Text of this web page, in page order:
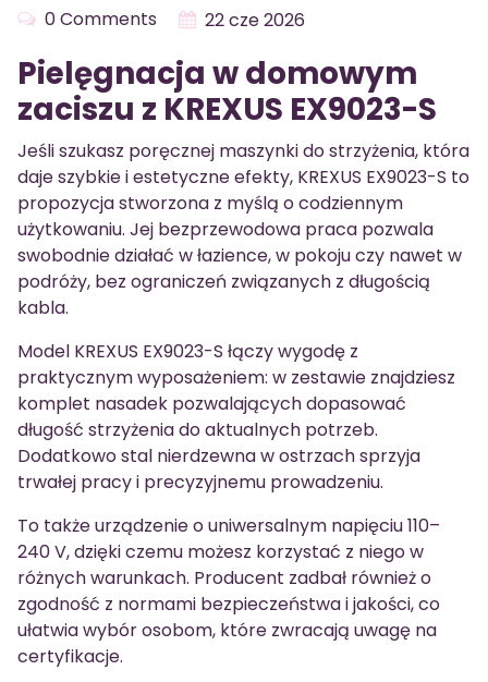
0 Comments 22 cze 2026
Pielęgnacja w domowym
zaciszu z KREXUS EX9023-S
Jeśli szukasz poręcznej maszynki do strzyżenia, która
daje szybkie i estetyczne efekty, KREXUS EX9023-S to
propozycja stworzona z myślą o codziennym
użytkowaniu. Jej bezprzewodowa praca pozwala
swobodnie działać w łazience, w pokoju czy nawet w
podróży, bez ograniczeń związanych z długością
kabla.
Model KREXUS EX9023-S łączy wygodę z
praktycznym wyposażeniem: w zestawie znajdziesz
komplet nasadek pozwalających dopasować
długość strzyżenia do aktualnych potrzeb.
Dodatkowo stal nierdzewna w ostrzach sprzyja
trwałej pracy i precyzyjnemu prowadzeniu.
To także urządzenie o uniwersalnym napięciu 110–
240 V, dzięki czemu możesz korzystać z niego w
różnych warunkach. Producent zadbał również o
zgodność z normami bezpieczeństwa i jakości, co
ułatwia wybór osobom, które zwracają uwagę na
certyfikacje.